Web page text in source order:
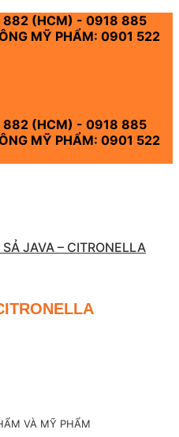
(HCM) - 0918 885
MỸ PHẨM: 0901 522
(HCM) - 0918 885
MỸ PHẨM: 0901 522
JAVA – CITRONELLA
VÀ MỸ PHẨM